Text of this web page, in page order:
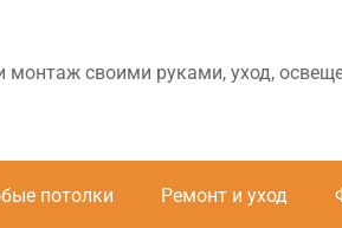
монтаж своими руками, уход,
потолки Ремонт и уход